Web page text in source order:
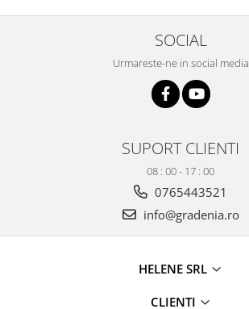
SOCIAL
Urmareste-ne in social media
SUPORT CLIENTI
08 : 00 - 17 : 00
0765443521
info@gradenia.ro
HELENE SRL
CLIENTI